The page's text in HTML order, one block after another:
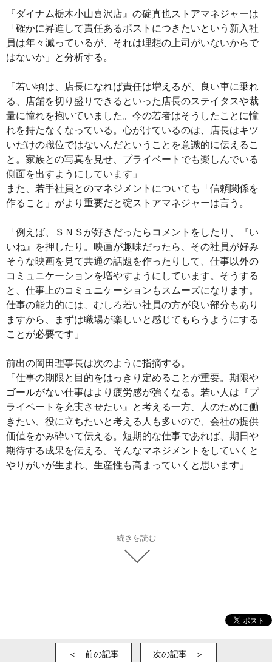
『ダイナム栃木小山喜沢店』の碇真也ストアマネジャーは
「確かに昇進して責任あるポストにつきたいという新入社
員は年々減っているが、それは理想の上司がいないからで
はないか」と分析する。
「若い頃は、店長になれば責任は増えるが、良い車に乗れ
る、店舗を切り盛りできるといった店長のステイタスや裁
量に憧れを抱いていました。今の若者はそうしたことに憧
れを持たなくなっている。心がけているのは、店長はキツ
いだけの職位ではないんだということを意識的に伝えるこ
と。家族との写真を見せ、プライベートでも楽しんでいる
側面を出すようにしています」
また、若手社員とのマネジメントについても「信頼関係を
作ること」がより重要だと碇ストアマネジャーは言う。
「例えば、ＳＮＳが好きだったらコメントをしたり、『い
いね』を押したり。映画が趣味だったら、その社員が好み
そうな映画を見て共通の話題を作ったりして、仕事以外の
コミュニケーションを増やすようにしています。そうする
と、仕事上のコミュニケーションもスムーズになります。
仕事の能力的には、むしろ若い社員の方が良い部分もあり
ますから、まずは職場が楽しいと感じてもらうようにする
ことが必要です」
前出の岡田理事長は次のように指摘する。
「仕事の期限と目的をはっきり定めることが重要。期限や
ゴールがない仕事はより疲労感が強くなる。若い人は『プ
ライベートを充実させたい』と考える一方、人のために働
きたい、役に立ちたいと考える人も多いので、会社の提供
価値をかみ砕いて伝える。短期的な仕事であれば、期日や
期待する成果を伝える。そんなマネジメントをしていくと
やりがいが生まれ、生産性も高まっていくと思います」
続きを読む
＜ 前の記事 次の記事 ＞